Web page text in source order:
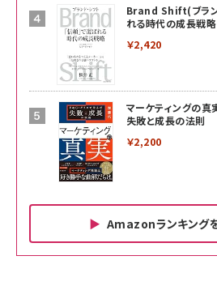
Brand Shift(ブラン
れる時代の成長戦略
￥2,420
マーケティングの
失敗と成長の法則
￥2,200
Amazonランキング